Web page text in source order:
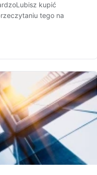
kupić
tego na